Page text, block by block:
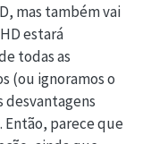
mas também vai
estará
todas as
(ou ignoramos o
desvantagens
parece que